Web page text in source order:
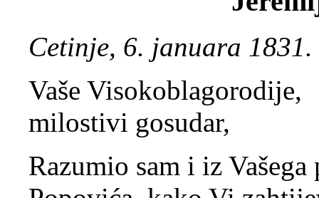
Cetinje, 6. januara 1831.
Vaše Visokoblagorodije,
milostivi gosudar,
Razumio sam i iz